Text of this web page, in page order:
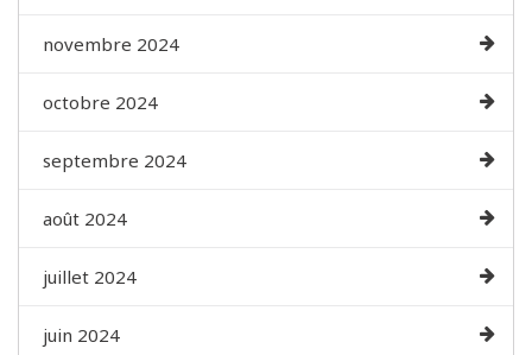
novembre 2024
octobre 2024
septembre 2024
août 2024
juillet 2024
juin 2024